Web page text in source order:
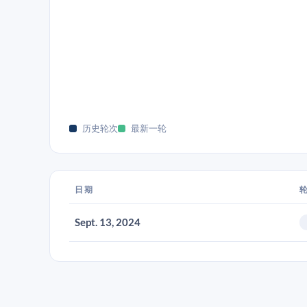
历史轮次 最新一轮
日期
Sept. 13, 2024